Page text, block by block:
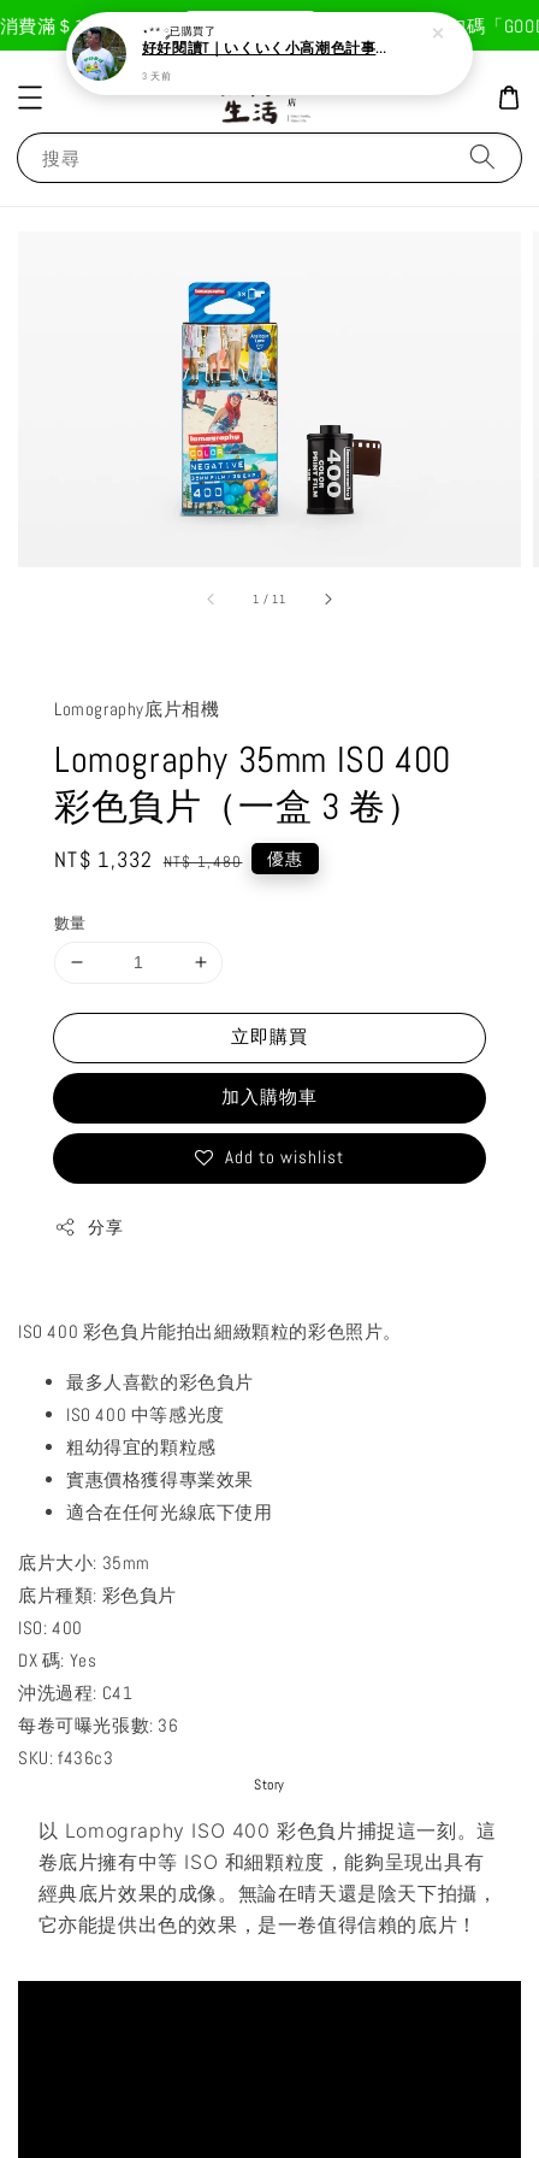
費滿＄1800免運費 現在去購物！ 首次註冊輸入折扣碼「
搜尋
1 / 11
Lomography底片相機
Lomography 35mm ISO 400
彩色負片（一盒 3 卷）
Sale
NT$ 1,332 Regular
NT$ 1,480 優惠
數量
立即購買
加入購物車
Add to wishlist
分享
ISO 400 彩色負片能拍出細緻顆粒的彩色照片。
最多人喜歡的彩色負片
ISO 400 中等感光度
粗幼得宜的顆粒感
實惠價格獲得專業效果
適合在任何光線底下使用
底片大小: 35mm
底片種類: 彩色負片
ISO: 400
DX 碼: Yes
沖洗過程: C41
每卷可曝光張數: 36
SKU: f436c3
Story
以 Lomography ISO 400 彩色負片捕捉這一刻。這
卷底片擁有中等 ISO 和細顆粒度，能夠呈現出具有
經典底片效果的成像。無論在晴天還是陰天下拍攝，
它亦能提供出色的效果，是一卷值得信賴的底片！
⋆** ༘已購買了
好好閱讀T｜いくいく小高潮色計事務所X好好生活書店聯名款
3 天前